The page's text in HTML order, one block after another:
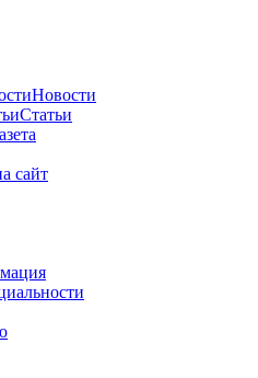
Новости
Статьи
сайт